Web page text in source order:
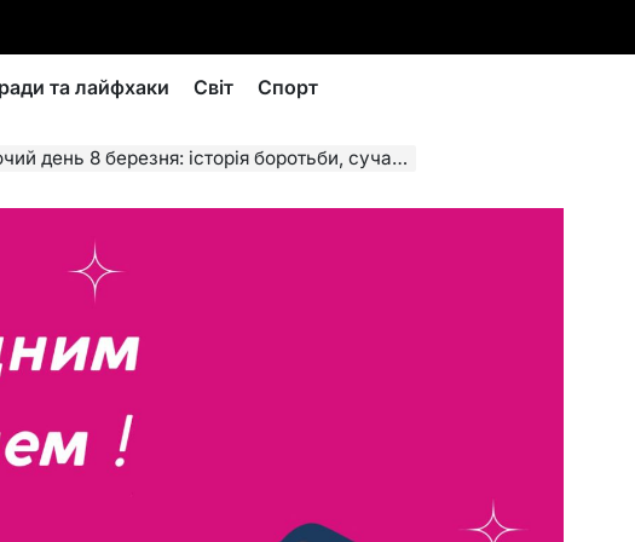
та лайфхаки Світ Спорт
історія боротьби, сучасні традиції та значення для України